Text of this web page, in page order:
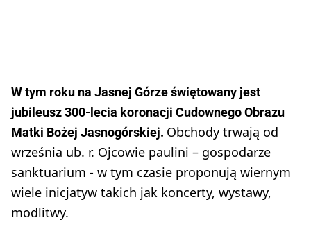
W tym roku na Jasnej Górze świętowany jest
jubileusz 300-lecia koronacji Cudownego Obrazu
Matki Bożej Jasnogórskiej. Obchody trwają od
września ub. r. Ojcowie paulini – gospodarze
sanktuarium - w tym czasie proponują wiernym
wiele inicjatyw takich jak koncerty, wystawy,
modlitwy.